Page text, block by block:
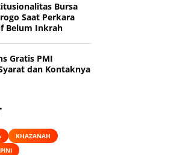
Bursa
Saat Perkara
Belum Inkrah
Gratis PMI
dan Kontaknya
KHAZANAH